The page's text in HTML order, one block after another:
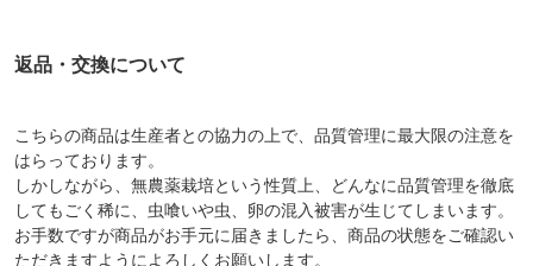
返品・交換について
こちらの商品は生産者との協力の上で、品質管理に最大限の注意を
はらっております。
しかしながら、無農薬栽培という性質上、どんなに品質管理を徹底
してもごく稀に、虫喰いや虫、卵の混入被害が生じてしまいます。
お手数ですが商品がお手元に届きましたら、商品の状態をご確認い
ただきますようによろしくお願いします。